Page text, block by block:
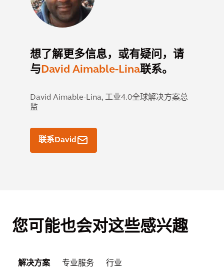
想了解更多信息，或有疑问，请
与David Aimable-Lina联系。
David Aimable-Lina, 工业4.0全球解决方案总
监
联系David
您可能也会对这些感兴趣
解决方案 专业服务 行业